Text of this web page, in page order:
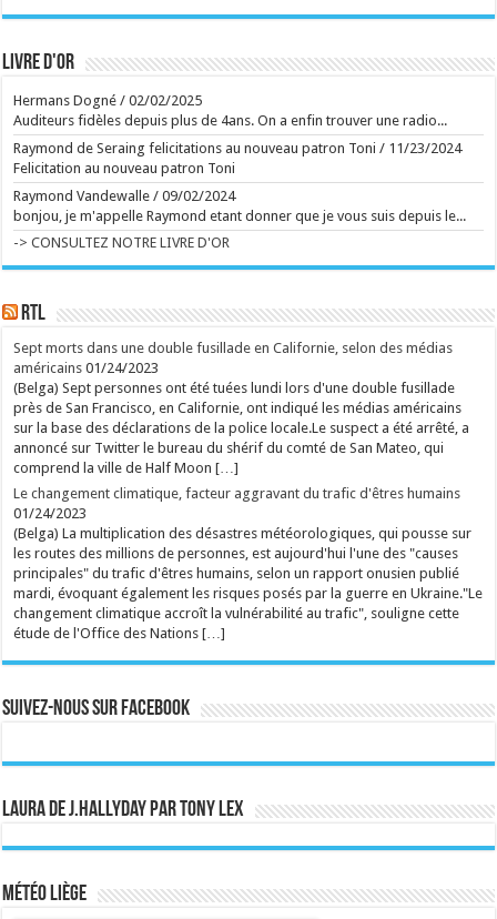
intense sur la réaction d'un couple face à
l'impensable. À voir dès ce mercredi sur grand écran.
Ecrit le 05/08 09:42
rss
Livre d'or
Hermans Dogné /02/02/2025
Auditeurs fidèles depuis plus de 4ans. On a enfin trouver une radio...
Raymond de Seraing felicitations au nouveau patron Toni / 11/23/2024
Felicitation au nouveau patron Toni
Raymond Vandewalle /09/02/2024
bonjou, je m'appelle Raymond etant donner que je vous suis depuis le...
-> CONSULTEZ NOTRE LIVRE D'OR
RTL
Sept morts dans une double fusillade en Californie, selon des médias
américains 01/24/2023
(Belga) Sept personnes ont été tuées lundi lors d'une double fusillade
près de San Francisco, en Californie, ont indiqué les médias américains
sur la base des déclarations de la police locale.Le suspect a été arrêté, a
annoncé sur Twitter le bureau du shérif du comté de San Mateo, qui
comprend la ville de Half Moon […]
Le changement climatique, facteur aggravant du trafic d'êtres humains
01/24/2023
(Belga) La multiplication des désastres météorologiques, qui pousse sur
les routes des millions de personnes, est aujourd'hui l'une des "causes
principales" du trafic d'êtres humains, selon un rapport onusien publié
mardi, évoquant également les risques posés par la guerre en Ukraine."Le
changement climatique accroît la vulnérabilité au trafic", souligne cette
étude de l'Office des Nations […]
Suivez-nous sur Facebook
Laura de J.Hallyday par Tony Lex
Météo Liège